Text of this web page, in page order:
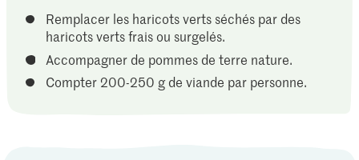
Remplacer les haricots verts séchés par des
haricots verts frais ou surgelés.
Accompagner de pommes de terre nature.
Compter 200-250 g de viande par personne.